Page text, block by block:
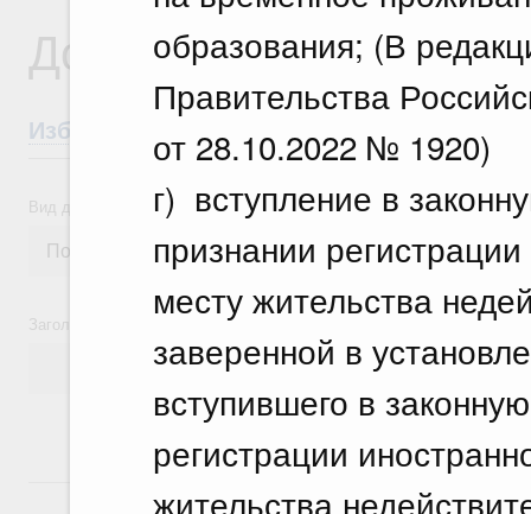
образования; (В
Правительства
от 28.10.2022 № 1920)
г) вступление в
признании
месту жительства
заверенной в
вступившего в
регистрации
жительства
Документы
Избранные документы со справками к
Вид документа
Заголовок или текст документа
18 июля, суббота